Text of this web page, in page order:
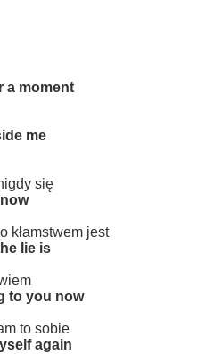
a moment
me
się
kłamstwem jest
lie is
to you now
to sobie
again